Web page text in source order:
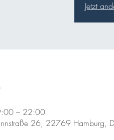
Jetzt
– 22:00
26, 22769 Hamburg,